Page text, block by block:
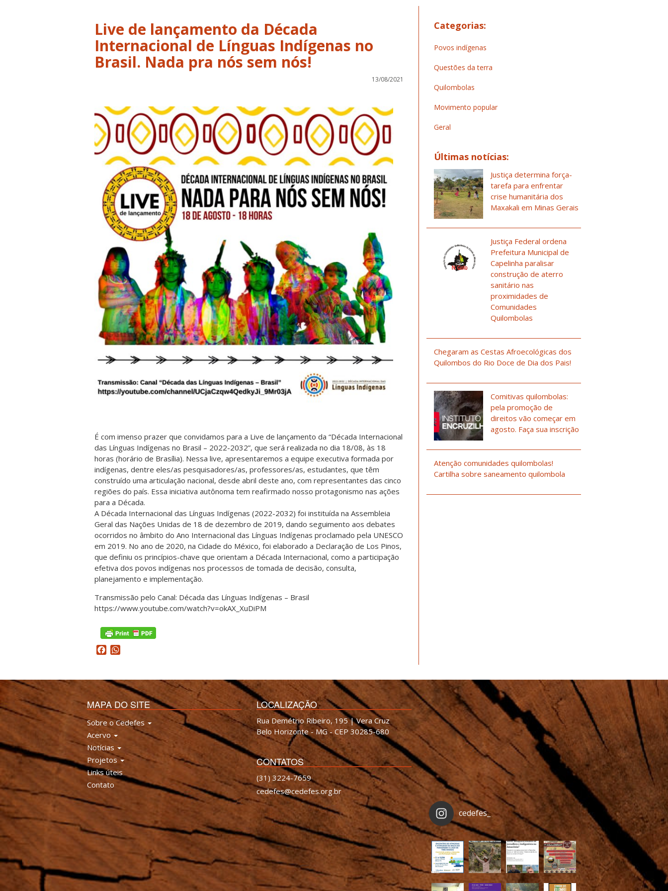
Live de lançamento da Década
Internacional de Línguas Indígenas no
Brasil. Nada pra nós sem nós!
13/08/2021
É com imenso prazer que convidamos para a Live de lançamento da “Década Internacional
das Línguas Indígenas no Brasil – 2022-2032”, que será realizada no dia 18/08, às 18
horas (horário de Brasília). Nessa live, apresentaremos a equipe executiva formada por
indígenas, dentre eles/as pesquisadores/as, professores/as, estudantes, que têm
construído uma articulação nacional, desde abril deste ano, com representantes das cinco
regiões do país. Essa iniciativa autônoma tem reafirmado nosso protagonismo nas ações
para a Década.
A Década Internacional das Línguas Indígenas (2022-2032) foi instituída na Assembleia
Geral das Nações Unidas de 18 de dezembro de 2019, dando seguimento aos debates
ocorridos no âmbito do Ano Internacional das Línguas Indígenas proclamado pela UNESCO
em 2019. No ano de 2020, na Cidade do México, foi elaborado a Declaração de Los Pinos,
que definiu os princípios-chave que orientam a Década Internacional, como a participação
efetiva dos povos indígenas nos processos de tomada de decisão, consulta,
planejamento e implementação.
Transmissão pelo Canal: Década das Línguas Indígenas – Brasil
https://www.youtube.com/watch?v=okAX_XuDiPM
Facebook
Categorias:
Povos indígenas
Questões da terra
Quilombolas
Movimento popular
Geral
Últimas notícias:
Justiça determina força-
tarefa para enfrentar
crise humanitária dos
Maxakali em Minas Gerais
Justiça Federal ordena
Prefeitura Municipal de
Capelinha paralisar
construção de aterro
sanitário nas
proximidades de
Comunidades
Quilombolas
Chegaram as Cestas Afroecológicas dos
Quilombos do Rio Doce de Dia dos Pais!
Comitivas quilombolas:
pela promoção de
direitos vão começar em
agosto. Faça sua inscrição
Atenção comunidades quilombolas!
Cartilha sobre saneamento quilombola
MAPA DO SITE
Sobre o Cedefes
Acervo
Notícias
Projetos
Links úteis
Contato
LOCALIZAÇÃO
Rua Demétrio Ribeiro, 195 | Vera Cruz
Belo Horizonte - MG - CEP 30285-680
CONTATOS
(31) 3224-7659
cedefes@cedefes.org.br
cedefes_